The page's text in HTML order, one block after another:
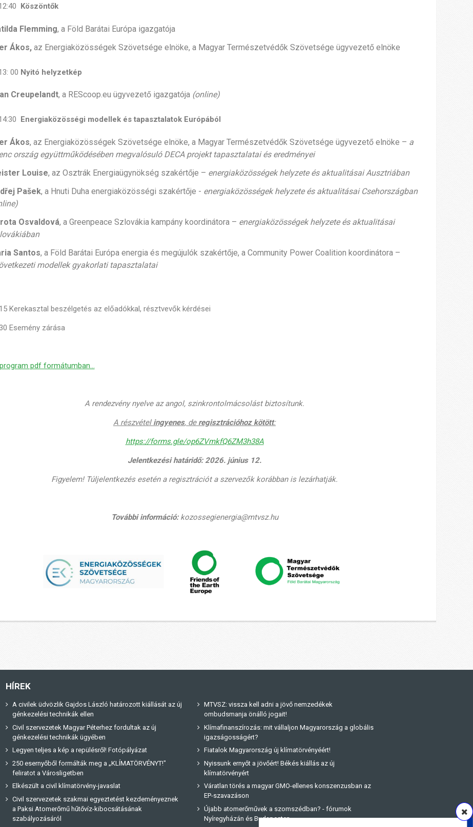
Köszöntők
Flemming, a Föld Barátai Európa igazgatója
Ákos, az Energiaközösségek Szövetsége elnöke, a Magyar Természetvédők Szövetsége ügyvezető elnöke
00 Nyitó helyzetkép
Creupelandt, a REScoop.eu ügyvezető igazgatója (online)
Energiaközösségi modellek és tapasztalatok Európából
Ákos, az Energiaközösségek Szövetsége elnöke, a Magyar Természetvédők Szövetsége ügyvezető elnöke – a
ország együttműködésében megvalósuló DECA projekt tapasztalatai és eredményei
Louise, az Osztrák Energiaügynökség szakértője – energiaközösségek helyzete és aktualitásai Ausztriában
Pašek, a Hnuti Duha energiaközösségi szakértője - energiaközösségek helyzete és aktualitásai Csehországban
Osvaldová, a Greenpeace Szlovákia kampány koordinátora – energiaközösségek helyzete és aktualitásai
Santos, a Föld Barátai Európa energia és megújulók szakértője, a Community Power Coalition koordinátora –
modellek gyakorlati tapasztalatai
Kerekasztal beszélgetés az előadókkal, résztvevők kérdései
Esemény zárása
pdf formátumban...
A rendezvény nyelve az angol, szinkrontolmácsolást biztosítunk.
A részvétel ingyenes, de regisztrációhoz kötött:
https://forms.gle/op6ZVmkfQ6ZM3h38A
Jelentkezési határidő: 2026. június 12.
Figyelem! Túljelentkezés esetén a regisztrációt a szervezők korábban is lezárhatják.
További információ:kozossegienergia@mtvsz.hu
HÍREK
A civilek üdvözlik Gajdos László határozott kiállását az új
génkezelési technikák ellen
Civil szervezetek Magyar Péterhez fordultak az új
génkezelési technikák ügyében
Legyen teljes a kép a repülésről! Fotópályázat
250 esernyőből formálták meg a „KLÍMATÖRVÉNYT!"
feliratot a Városligetben
Elkészült a civil klímatörvény-javaslat
Civil szervezetek szakmai egyeztetést kezdeményeznek
a Paksi Atomerőmű hűtővíz-kibocsátásának
szabályozásáról
MTVSZ: vissza kell adni a jövő nemzedékek
ombudsmanja önálló jogait!
Klímafinanszírozás: mit vállaljon Magyarország a globális
igazságosságért?
Fiatalok Magyarország új klímatörvényéért!
Nyissunk ernyőt a jövőért! Békés kiállás az új
klímatörvényért
Váratlan törés a magyar GMO-ellenes konszenzusban az
EP-szavazáson
Újabb atomerőművek a szomszédban? - fórumok
Nyíregyházán és Budapesten